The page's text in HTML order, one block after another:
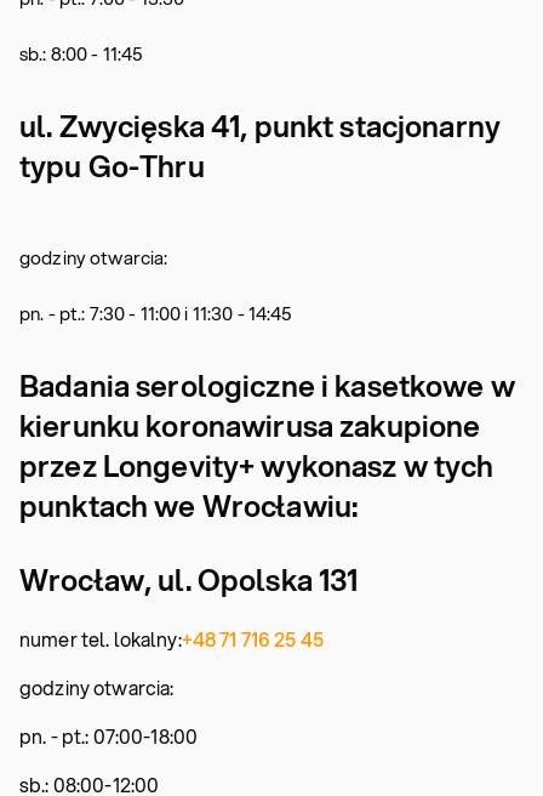
sb.: 8:00 - 11:45
ul. Zwycięska 41, punkt stacjonarny
typu Go-Thru
godziny otwarcia:
pn. - pt.: 7:30 - 11:00 i 11:30 - 14:45
Badania serologiczne i kasetkowe w
kierunku koronawirusa zakupione
przez Longevity+ wykonasz w tych
punktach we Wrocławiu:
Wrocław, ul. Opolska 131
numer tel. lokalny:+48 71 716 25 45
godziny otwarcia:
pn. - pt.: 07:00-18:00
sb.: 08:00-12:00